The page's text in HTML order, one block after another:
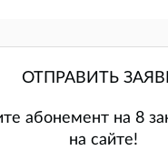
ОТПРАВИТЬ
абонемент на 8
на сайте!